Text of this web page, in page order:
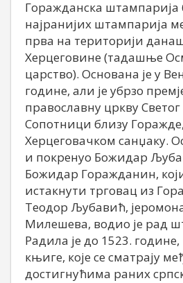
Горажданска штампарија
најранијих штампарија
прва на територији
Херцеговине (тадашње
царство). Основана је у
године, али је убрзо
православну цркву Светог
Сопотници близу
Херцеговачком санџаку.
и покренуо Божидар
Божидар Горажданин,
истакнути трговац из
Теодор Љубавић,
Милешева, водио је рад
Радила је до 1523.
књиге, које се сматрају
достигнућима раних